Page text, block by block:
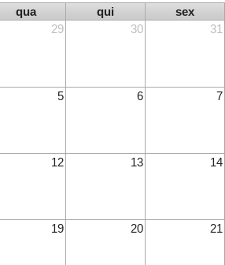
qua qui sex
29 30 31
5 6 7
12 13 14
19 20 21